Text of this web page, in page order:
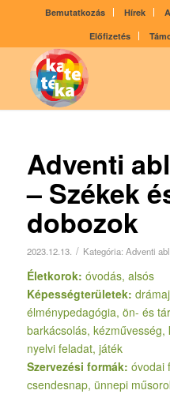
Bemutatkozás Hírek
Előfizetés
Adventi
– Székek
dobozok
2023.12.13. / Kategória: Adventi
Életkorok: óvodás, alsós
Képességterületek:
élménypedagógia, ön- és
barkácsolás, kézművesség,
nyelvi feladat, játék
Szervezési formák: óvodai
csendesnap, ünnepi